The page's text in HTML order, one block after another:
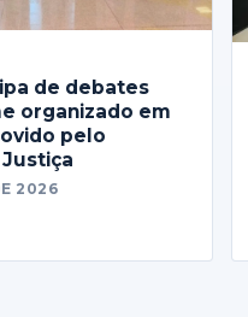
de debates
organizado em
pelo
2026